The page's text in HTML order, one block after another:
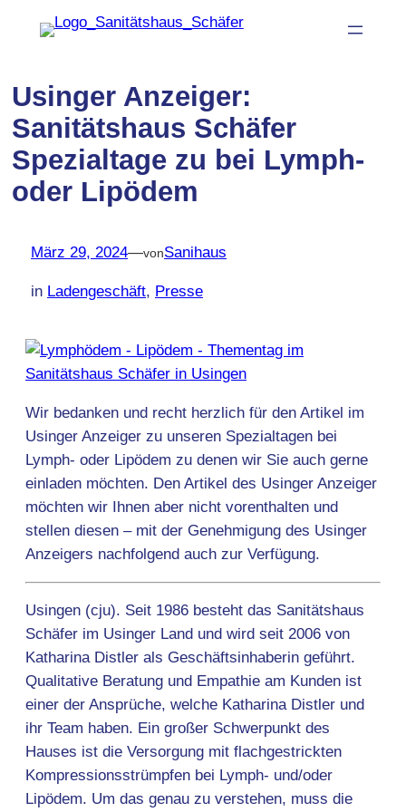
Inhalt
Usinger Anzeiger:
Sanitätshaus Schäfer
Spezialtage zu bei Lymph-
oder Lipödem
März 29, 2024—vonSanihaus
in Ladengeschäft, Presse
Wir bedanken und recht herzlich für den Artikel im
Usinger Anzeiger zu unseren Spezialtagen bei
Lymph- oder Lipödem zu denen wir Sie auch gerne
einladen möchten. Den Artikel des Usinger Anzeiger
möchten wir Ihnen aber nicht vorenthalten und
stellen diesen – mit der Genehmigung des Usinger
Anzeigers nachfolgend auch zur Verfügung.
Usingen (cju). Seit 1986 besteht das Sanitätshaus
Schäfer im Usinger Land und wird seit 2006 von
Katharina Distler als Geschäftsinhaberin geführt.
Qualitative Beratung und Empathie am Kunden ist
einer der Ansprüche, welche Katharina Distler und
ihr Team haben. Ein großer Schwerpunkt des
Hauses ist die Versorgung mit flachgestrickten
Kompressionsstrümpfen bei Lymph- und/oder
Lipödem. Um das genau zu verstehen, muss die